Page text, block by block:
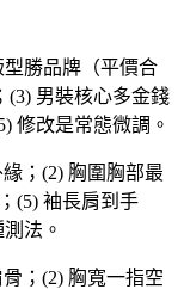
型勝品牌（平價合
(3) 男裝核心多金錢
修改是常態微調。
；(2) 胸圍胸部最
(5) 袖長肩到手
法。
；(2) 胸寬一指空